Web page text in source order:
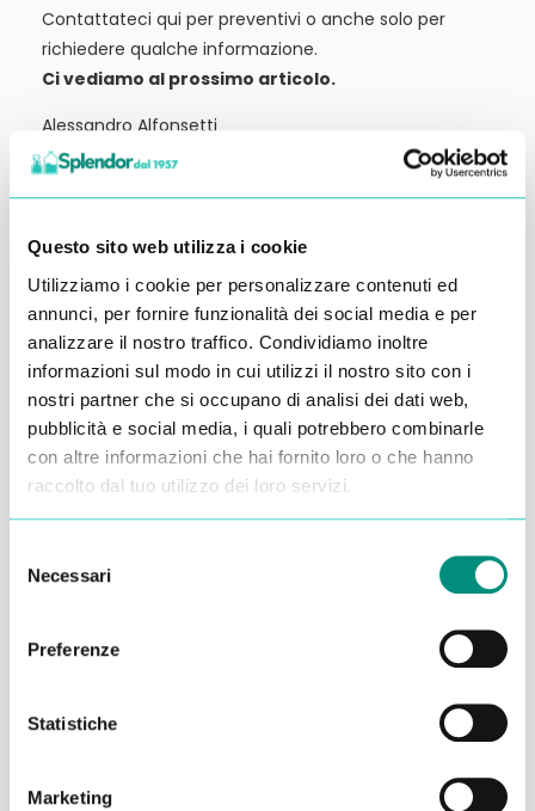
Questo sito web utilizza i cookie
Utilizziamo i cookie per personalizzare contenuti ed
annunci, per fornire funzionalità dei social media e per
analizzare il nostro traffico. Condividiamo inoltre
informazioni sul modo in cui utilizzi il nostro sito con i
nostri partner che si occupano di analisi dei dati web,
pubblicità e social media, i quali potrebbero combinarle
con altre informazioni che hai fornito loro o che hanno
raccolto dal tuo utilizzo dei loro servizi.
delNecessari
Preferenze
Statistiche
Marketing
Contattateci qui per preventivi o anche solo per
richiedere qualche informazione.
Ci vediamo al prossimo articolo.
Alessandro Alfonsetti
Inserisci i tuoi dati qui, ti ricontatteremo
entro 48 ore
Dichiaro di aver letto la
e acconsento al